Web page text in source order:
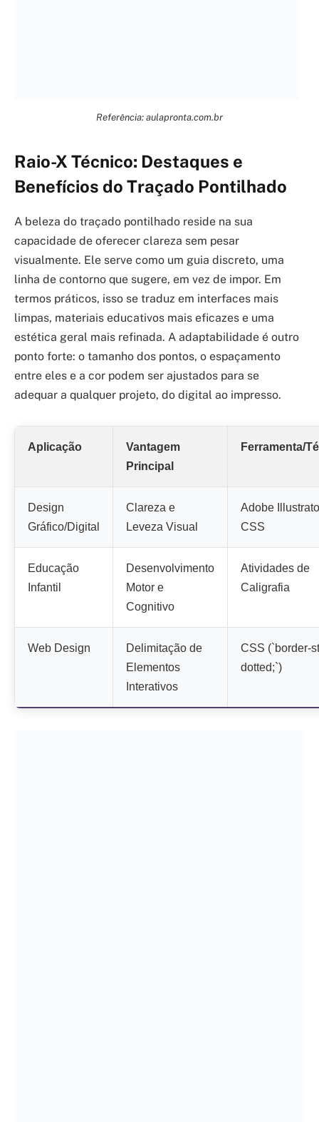
Referência: aulapronta.com.br
Raio-X Técnico: Destaques e
Benefícios do Traçado Pontilhado
A beleza do traçado pontilhado reside na sua
capacidade de oferecer clareza sem pesar
visualmente. Ele serve como um guia discreto, uma
linha de contorno que sugere, em vez de impor. Em
termos práticos, isso se traduz em interfaces mais
limpas, materiais educativos mais eficazes e uma
estética geral mais refinada. A adaptabilidade é outro
ponto forte: o tamanho dos pontos, o espaçamento
entre eles e a cor podem ser ajustados para se
adequar a qualquer projeto, do digital ao impresso.
Aplicação
Vantagem
Principal
Ferramenta/
Design
Gráfico/Digital
Clareza e
Leveza Visual
Adobe
CSS
Educação
Infantil
Desenvolvimento
Motor e
Cognitivo
Atividades de
Caligrafia
Web Design
Delimitação de
Elementos
Interativos
CSS (`border-
dotted;`)